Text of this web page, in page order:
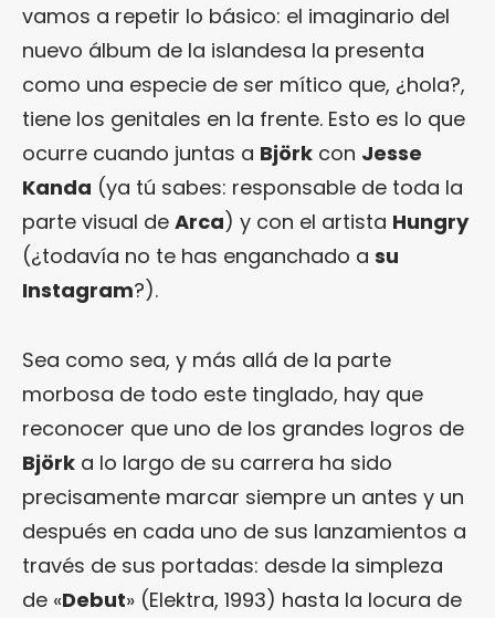
vamos a repetir lo básico: el imaginario del
nuevo álbum de la islandesa la presenta
como una especie de ser mítico que, ¿hola?,
tiene los genitales en la frente. Esto es lo que
ocurre cuando juntas a Björk con Jesse
Kanda (ya tú sabes: responsable de toda la
parte visual de Arca) y con el artista Hungry
(¿todavía no te has enganchado a su
Instagram?).
Sea como sea, y más allá de la parte
morbosa de todo este tinglado, hay que
reconocer que uno de los grandes logros de
Björk a lo largo de su carrera ha sido
precisamente marcar siempre un antes y un
después en cada uno de sus lanzamientos a
través de sus portadas: desde la simpleza
de «Debut» (Elektra, 1993) hasta la locura de